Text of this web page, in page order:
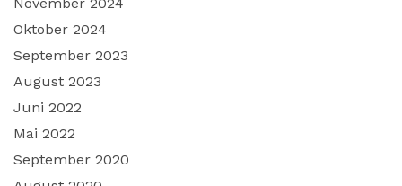
Oktober 2024
September 2023
August 2023
Juni 2022
Mai 2022
September 2020